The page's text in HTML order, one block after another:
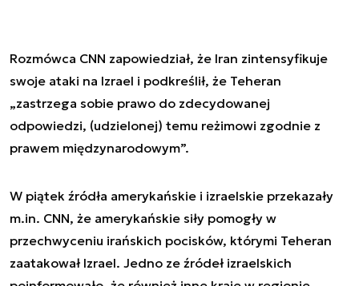
Rozmówca CNN zapowiedział, że Iran zintensyfikuje
swoje ataki na Izrael i podkreślił, że Teheran
„zastrzega sobie prawo do zdecydowanej
odpowiedzi, (udzielonej) temu reżimowi zgodnie z
prawem międzynarodowym”.
W piątek źródła amerykańskie i izraelskie przekazały
m.in. CNN, że amerykańskie siły pomogły w
przechwyceniu irańskich pocisków, którymi Teheran
zaatakował Izrael. Jedno ze źródeł izraelskich